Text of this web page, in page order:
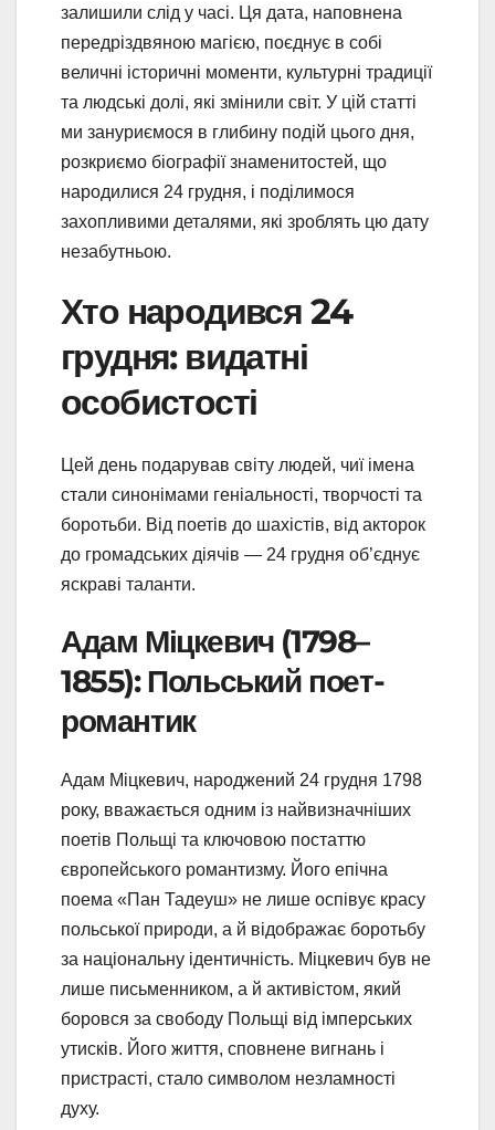
залишили слід у часі. Ця дата, наповнена
передріздвяною магією, поєднує в собі
величні історичні моменти, культурні традиції
та людські долі, які змінили світ. У цій статті
ми зануриємося в глибину подій цього дня,
розкриємо біографії знаменитостей, що
народилися 24 грудня, і поділимося
захопливими деталями, які зроблять цю дату
незабутньою.
Хто народився 24
грудня: видатні
особистості
Цей день подарував світу людей, чиї імена
стали синонімами геніальності, творчості та
боротьби. Від поетів до шахістів, від акторок
до громадських діячів — 24 грудня об’єднує
яскраві таланти.
Адам Міцкевич (1798–
1855): Польський поет-
романтик
Адам Міцкевич, народжений 24 грудня 1798
року, вважається одним із найвизначніших
поетів Польщі та ключовою постаттю
європейського романтизму. Його епічна
поема «Пан Тадеуш» не лише оспівує красу
польської природи, а й відображає боротьбу
за національну ідентичність. Міцкевич був не
лише письменником, а й активістом, який
боровся за свободу Польщі від імперських
утисків. Його життя, сповнене вигнань і
пристрасті, стало символом незламності
духу.